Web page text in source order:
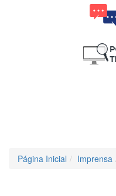
Página Inicial Imprensa